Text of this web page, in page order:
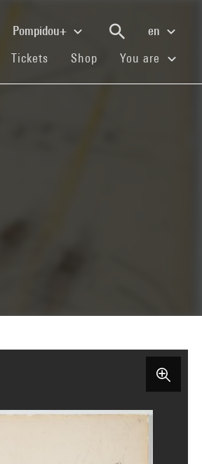
Pompidou+
en
Tickets (current)
Shop (current)You are